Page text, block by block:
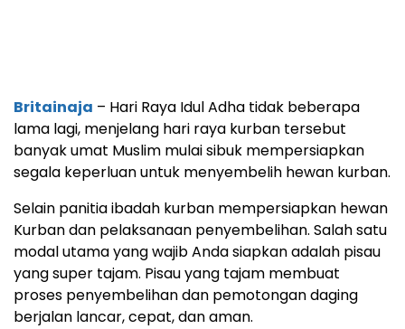
Britainaja – Hari Raya Idul Adha tidak beberapa
lama lagi, menjelang hari raya kurban tersebut
banyak umat Muslim mulai sibuk mempersiapkan
segala keperluan untuk menyembelih hewan kurban.
Selain panitia ibadah kurban mempersiapkan hewan
Kurban dan pelaksanaan penyembelihan. Salah satu
modal utama yang wajib Anda siapkan adalah pisau
yang super tajam. Pisau yang tajam membuat
proses penyembelihan dan pemotongan daging
berjalan lancar, cepat, dan aman.